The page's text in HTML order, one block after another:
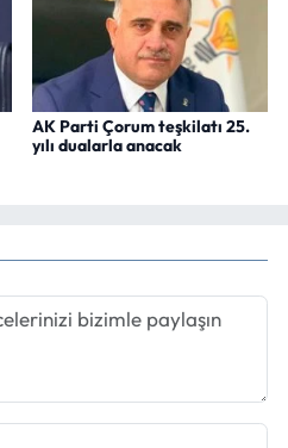
AK Parti Çorum teşkilatı 25.
yılı dualarla anacak